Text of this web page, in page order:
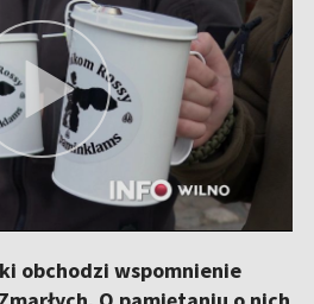
obchodzi wspomnienie